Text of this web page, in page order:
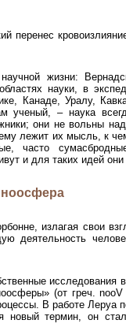
перенес
жизни:
науки, в
Канаде, Уралу,
ученый, – наука
они не вольны
лежит их мысль, к
часто
и для таких идей они
ноосфера
излагая свои
деятельность
исследования в
(от греч. nooV
В работе Леруа
термин, он